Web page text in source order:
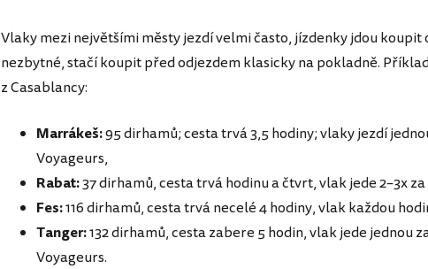
Vlaky mezi největšími městy jezdí velmi často, jízdenky jdou koupit
nezbytné, stačí koupit před odjezdem klasicky na pokladně.
z Casablancy:
Marrákeš:95 dirhamů; cesta trvá 3,5 hodiny; vlaky jezdí
Voyageurs,
Rabat:37 dirhamů, cesta trvá hodinu a čtvrt, vlak jede 2–3x
Fes:116 dirhamů, cesta trvá necelé 4 hodiny, vlak každou
Tanger:132 dirhamů, cesta zabere 5 hodin, vlak jede jednou
Voyageurs.